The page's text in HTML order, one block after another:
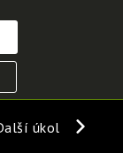
úkol
se mohli